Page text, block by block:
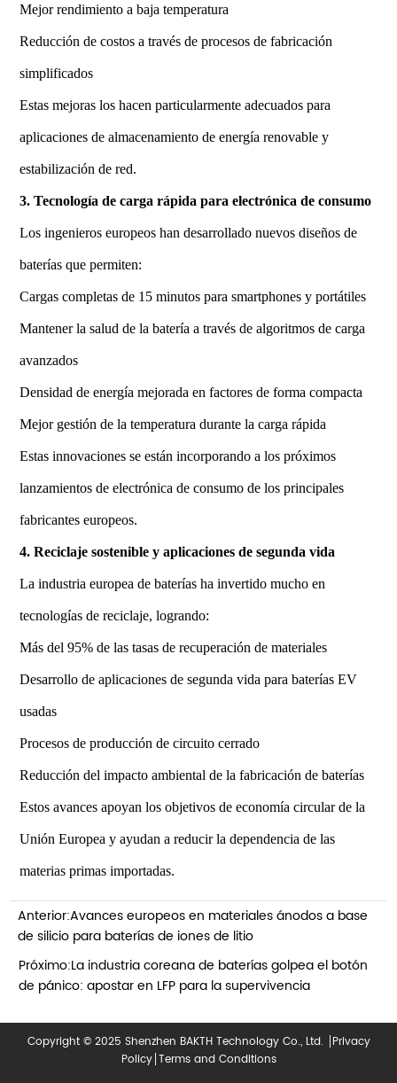
Mejor rendimiento a baja temperatura
Reducción de costos a través de procesos de fabricación
simplificados
Estas mejoras los hacen particularmente adecuados para
aplicaciones de almacenamiento de energía renovable y
estabilización de red.
3. Tecnología de carga rápida para electrónica de consumo
Los ingenieros europeos han desarrollado nuevos diseños de
baterías que permiten:
Cargas completas de 15 minutos para smartphones y portátiles
Mantener la salud de la batería a través de algoritmos de carga
avanzados
Densidad de energía mejorada en factores de forma compacta
Mejor gestión de la temperatura durante la carga rápida
Estas innovaciones se están incorporando a los próximos
lanzamientos de electrónica de consumo de los principales
fabricantes europeos.
4. Reciclaje sostenible y aplicaciones de segunda vida
La industria europea de baterías ha invertido mucho en
tecnologías de reciclaje, logrando:
Más del 95% de las tasas de recuperación de materiales
Desarrollo de aplicaciones de segunda vida para baterías EV
usadas
Procesos de producción de circuito cerrado
Reducción del impacto ambiental de la fabricación de baterías
Estos avances apoyan los objetivos de economía circular de la
Unión Europea y ayudan a reducir la dependencia de las
materias primas importadas.
Anterior:Avances europeos en materiales ánodos a base
de silicio para baterías de iones de litio
Próximo:La industria coreana de baterías golpea el botón
de pánico: apostar en LFP para la supervivencia
Copyright © 2025 Shenzhen BAKTH Technology Co., Ltd.
Privacy
Policy Terms and Conditions